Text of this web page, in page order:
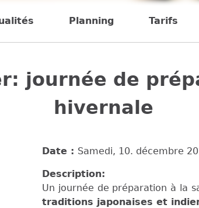
journée de
hivernale
Date : Samedi, 10. décembre
Description:
Un journée de préparation à la
traditions japonaises et
Planning Tarifs